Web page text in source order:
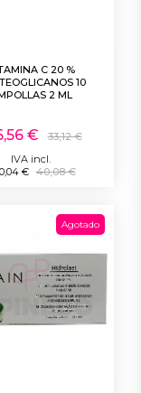
C 20 %
10
2 ML
€
33,12 €
IVA incl.
€ 40,08 €
Agotado